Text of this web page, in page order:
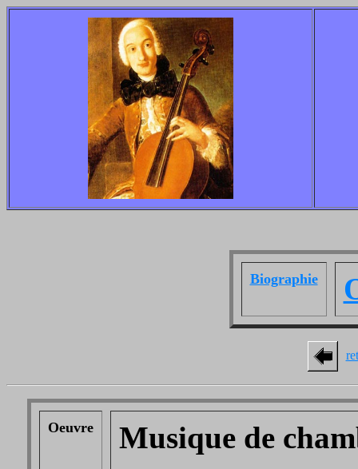
Biographie
Oeuvre
Musique de